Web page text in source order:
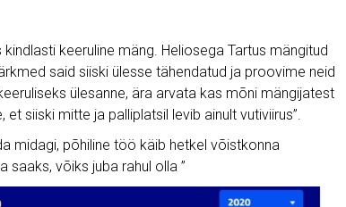
keeruline mäng. Heliosega Tartus mängitud
said siiski ülesse tähendatud ja proovime neid
ülesanne, ära arvata kas mõni mängijatest
siiski mitte ja palliplatsil levib ainult vutiviirus”.
midagi, põhiline töö käib hetkel võistkonna
saaks, võiks juba rahul olla ”